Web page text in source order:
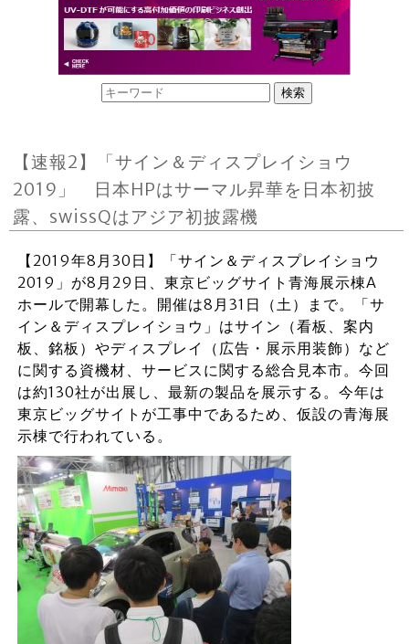
【速報2】「サイン＆ディスプレイショウ
2019」 日本HPはサーマル昇華を日本初披
露、swissQはアジア初披露機
【2019年8月30日】「サイン＆ディスプレイショウ
2019」が8月29日、東京ビッグサイト青海展示棟A
ホールで開幕した。開催は8月31日（土）まで。「サ
イン＆ディスプレイショウ」はサイン（看板、案内
板、銘板）やディスプレイ（広告・展示用装飾）など
に関する資機材、サービスに関する総合見本市。今回
は約130社が出展し、最新の製品を展示する。今年は
東京ビッグサイトが工事中であるため、仮設の青海展
示棟で行われている。